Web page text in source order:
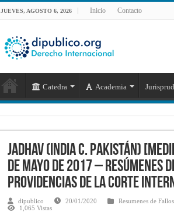
JUEVES, AGOSTO 6, 2026 Inicio Contacto
Catedra Academia
JADHAV (INDIA c. PAKISTÁN)
de mayo de 2017 –
providencias de la Corte
dipublico 20/01/2020 Resumenes de
1,065 Vistas